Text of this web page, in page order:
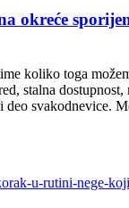
okreće
koliko toga
stalna
deo svakodnevice.